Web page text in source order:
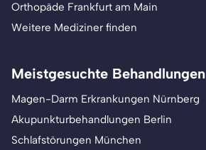
Orthopäde Frankfurt am Main
Weitere Mediziner finden
Meistgesuchte Behandlungen
Magen-Darm Erkrankungen Nürnberg
Akupunkturbehandlungen Berlin
Schlafstörungen München